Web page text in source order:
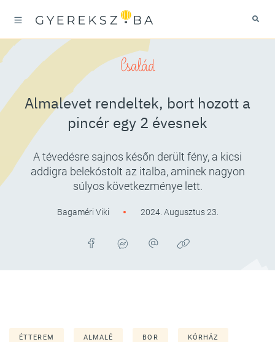
Család
Almalevet rendeltek, bort hozott a
pincér egy 2 évesnek
A tévedésre sajnos későn derült fény, a kicsi
addigra belekóstolt az italba, aminek nagyon
súlyos következménye lett.
Bagaméri Viki 2024. Augusztus 23.
ÉTTEREM ALMALÉ BOR KÓRHÁZ